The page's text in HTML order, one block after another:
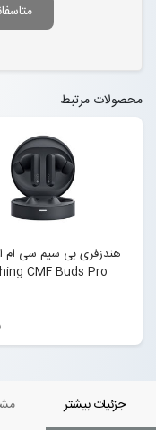
محصولات مرتبط
هندزفری بی سیم سی ام
CMF Buds Pro
جزئیات بیشتر